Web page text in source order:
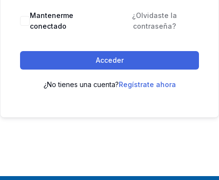
Mantenerme
conectado
¿Olvidaste la
contraseña?
Acceder
¿No tienes una cuenta?Regístrate ahora